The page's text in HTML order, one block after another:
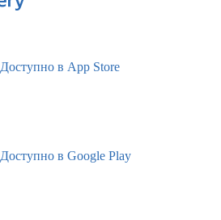
Доступно в App Store
Доступно в Google Play